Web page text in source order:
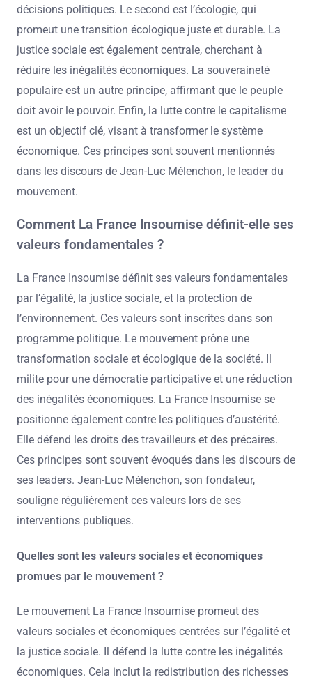
décisions politiques. Le second est l’écologie, qui
promeut une transition écologique juste et durable. La
justice sociale est également centrale, cherchant à
réduire les inégalités économiques. La souveraineté
populaire est un autre principe, affirmant que le peuple
doit avoir le pouvoir. Enfin, la lutte contre le capitalisme
est un objectif clé, visant à transformer le système
économique. Ces principes sont souvent mentionnés
dans les discours de Jean-Luc Mélenchon, le leader du
mouvement.
Comment La France Insoumise définit-elle ses
valeurs fondamentales ?
La France Insoumise définit ses valeurs fondamentales
par l’égalité, la justice sociale, et la protection de
l’environnement. Ces valeurs sont inscrites dans son
programme politique. Le mouvement prône une
transformation sociale et écologique de la société. Il
milite pour une démocratie participative et une réduction
des inégalités économiques. La France Insoumise se
positionne également contre les politiques d’austérité.
Elle défend les droits des travailleurs et des précaires.
Ces principes sont souvent évoqués dans les discours de
ses leaders. Jean-Luc Mélenchon, son fondateur,
souligne régulièrement ces valeurs lors de ses
interventions publiques.
Quelles sont les valeurs sociales et économiques
promues par le mouvement ?
Le mouvement La France Insoumise promeut des
valeurs sociales et économiques centrées sur l’égalité et
la justice sociale. Il défend la lutte contre les inégalités
économiques. Cela inclut la redistribution des richesses